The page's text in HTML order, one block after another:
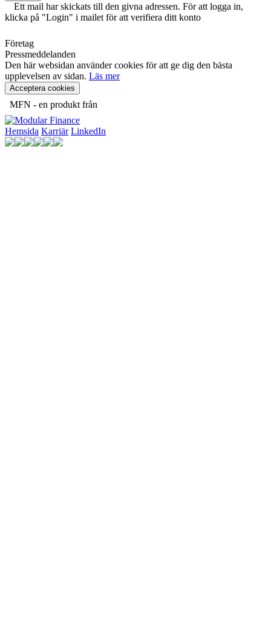
Ett mail har skickats till den givna adressen. För att logga in,
klicka på "Login" i mailet för att verifiera ditt konto
Företag
Pressmeddelanden
Den här websidan använder cookies för att ge dig den bästa
upplevelsen av sidan. Läs mer
Acceptera cookies
MFN - en produkt från
Hemsida Karriär LinkedIn